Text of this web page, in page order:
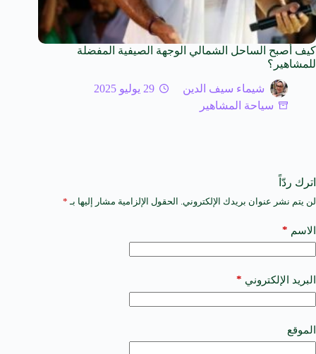
كيف أصبح الساحل الشمالي الوجهة الصيفية المفضلة
للمشاهير؟
شيماء سيف الدين
29 يوليو 2025
سياحة المشاهير
اترك ردّاً
لن يتم نشر عنوان بريدك الإلكتروني. الحقول الإلزامية مشار إليها بـ *
الاسم *
البريد الإلكتروني *
الموقع
A
t
e
a
t
i
e
: